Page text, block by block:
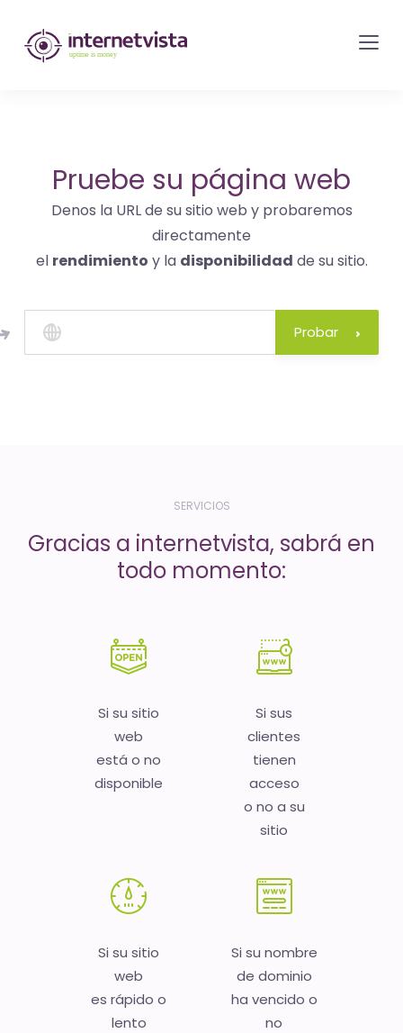
Monitorización
de
del
sitio
web
los
servicios
de
oro
Pruebe su página web
Denos la URL de su sitio web y probaremos
directamente
el rendimiento y la disponibilidad de su sitio.
Probar
SERVICIOS
Gracias a internetvista, sabrá en
todo momento:
Si su sitio
web
está o no
disponible
Si sus
clientes
tienen
acceso
o no a su
sitio
Si su sitio
web
es rápido o
lento
Si su nombre
de dominio
ha vencido o
no